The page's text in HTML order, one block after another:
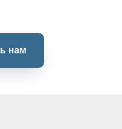
нам